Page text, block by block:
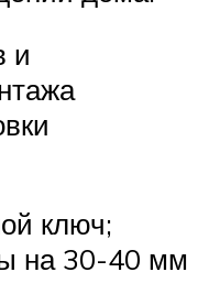
и
ключ;
на 30-40 мм